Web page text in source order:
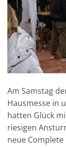
Am Samstag
Hausmesse in
hatten Glück
riesigen
neue